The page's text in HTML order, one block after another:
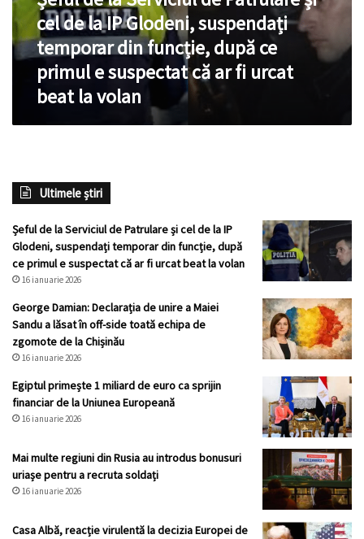
cel
de
la
IP
Glodeni,
suspendați
din
ce
primul
suspectat
că
ar
fi
beat
la
volan
cel de la IP Glodeni, suspendați
temporar din funcție, după ce
primul e suspectat că ar fi urcat
beat la volan
Ultimele știri
Șeful de la Serviciul de Patrulare și cel de la IP
Glodeni, suspendați temporar din funcție, după
ce primul e suspectat că ar fi urcat beat la volan
16 ianuarie 2026
George Damian: Declarația de unire a Maiei
Sandu a lăsat în off-side toată echipa de
zgomote de la Chișinău
16 ianuarie 2026
Egiptul primește 1 miliard de euro ca sprijin
financiar de la Uniunea Europeană
16 ianuarie 2026
Mai multe regiuni din Rusia au introdus bonusuri
uriașe pentru a recruta soldați
16 ianuarie 2026
Casa Albă, reacție virulentă la decizia Europei de